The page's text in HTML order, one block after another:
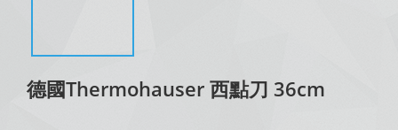
德國Thermohauser 西點刀 36cm